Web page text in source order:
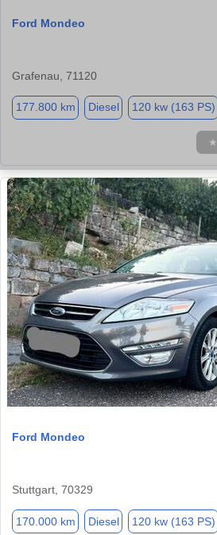
Ford Mondeo
Grafenau, 71120
177.800 km Diesel 120 kw (163 PS)
★
Ford Mondeo
Stuttgart, 70329
170.000 km Diesel 120 kw (163 PS)